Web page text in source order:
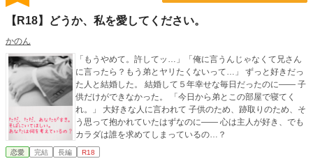
【R18】どうか、私を愛してください。
かのん
「もうやめて。許してッ…」「俺に言うんじゃなくて兄さん
に言ったら？もう弟とヤリたくないって…」 ずっと好きだっ
た人と結婚した。 結婚して５年幸せな毎日だったのに―― 子
供だけができなかった。 「今日から弟とこの部屋で寝てく
れ。」 大好きな人に言われて 子供のため、跡取りのため、そ
う思って抱かれていたはずなのに―― 心は主人が好き、でも
カラダは誰を求めてしまっているの…？
恋愛 完結 長編 R18